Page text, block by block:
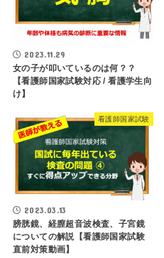
2023.11.29
女の子が叩いているのは何？？
【看護師国家試験対応 / 看護学生向
け】
看護師国家試験
2023.03.13
膀胱鏡、経膣超音波検査、子宮鏡
についての解説【看護師国家試験
直前対策動画】